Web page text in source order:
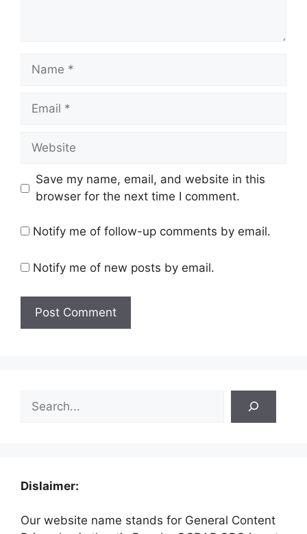
Name
Email
Website
Save my name, email, and website in this
browser for the next time I comment.
Notify me of follow-up comments by email.
Notify me of new posts by email.
Dislaimer:
Our website name stands for General Content